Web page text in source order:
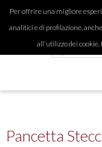
Per offrire una migliore
analitici e di profilazione,
all'utilizzo dei
Pancetta